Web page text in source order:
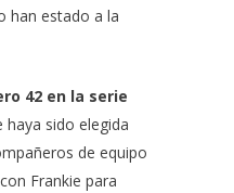
han estado a la
42 en la serie
haya sido elegida
de equipo
Frankie para